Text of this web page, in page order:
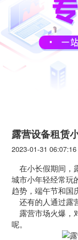
露营设备租赁
2023-01-31 06:07:16
在小长假期间，
城市小年轻经常玩
趋势，端午节和国
还有的人通过露
露营市场火爆，
呢。